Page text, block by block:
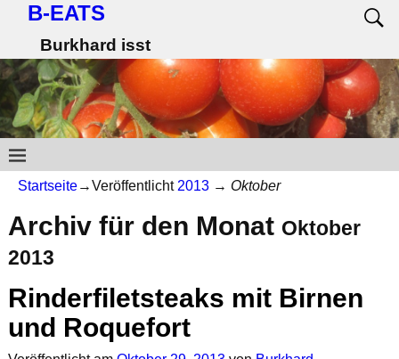
B-EATS
Burkhard isst
Startseite→Veröffentlicht 2013 → Oktober
Archiv für den Monat Oktober
2013
Rinderfiletsteaks mit Birnen
und Roquefort